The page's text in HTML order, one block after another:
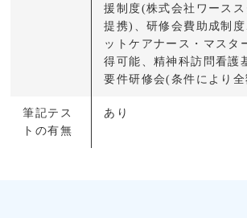
援制度(株式会社ワースス
提携)、研修会費助成制
ットケアナース・マスタ
得可能、精神科訪問看護
要件研修会(条件により
筆記テス
トの有無
あり